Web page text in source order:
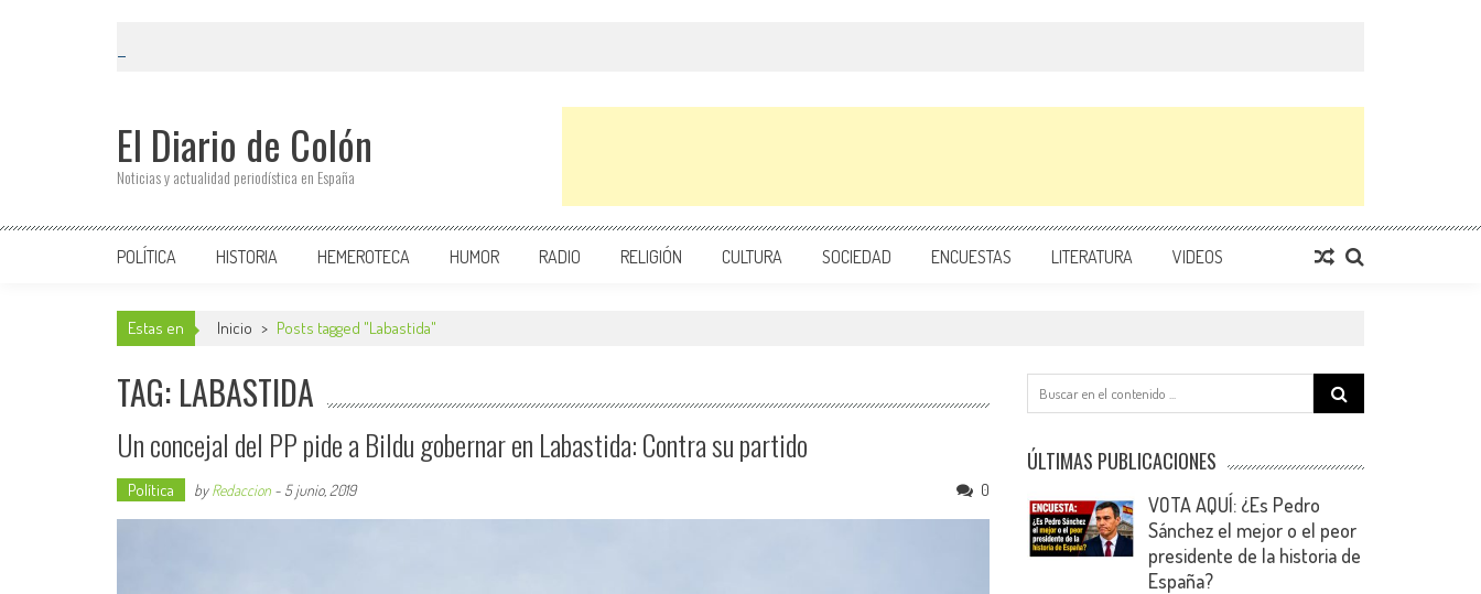
El Diario de Colón
Noticias y actualidad periodística en España
POLÍTICA HISTORIA HEMEROTECA HUMOR RADIO RELIGIÓN CULTURA SOCIEDAD ENCUESTAS LITERATURA VIDEOS
Estas en Inicio > Posts tagged "Labastida"
TAG: LABASTIDA
Un concejal del PP pide a Bildu gobernar en Labastida: Contra su partido
Política byRedaccion - 5 junio, 2019 0
Search
for:
ÚLTIMAS PUBLICACIONES
VOTA AQUÍ: ¿Es Pedro
Sánchez el mejor o el peor
presidente de la historia de
España?